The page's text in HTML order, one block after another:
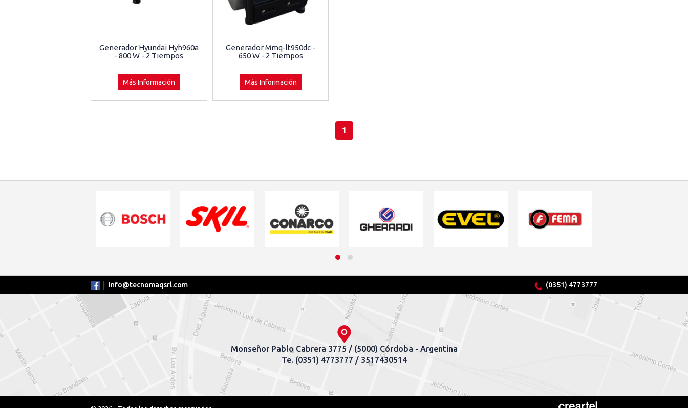
Generador Hyundai Hyh960a
- 800 W - 2 Tiempos
Más Información
Generador Mmq-lt950dc -
650 W - 2 Tiempos
Más Información
1
info@tecnomaqsrl.com (0351) 4773777
Monseñor Pablo Cabrera 3775 / (5000) Córdoba - Argentina
Te. (0351) 4773777 / 3517430514